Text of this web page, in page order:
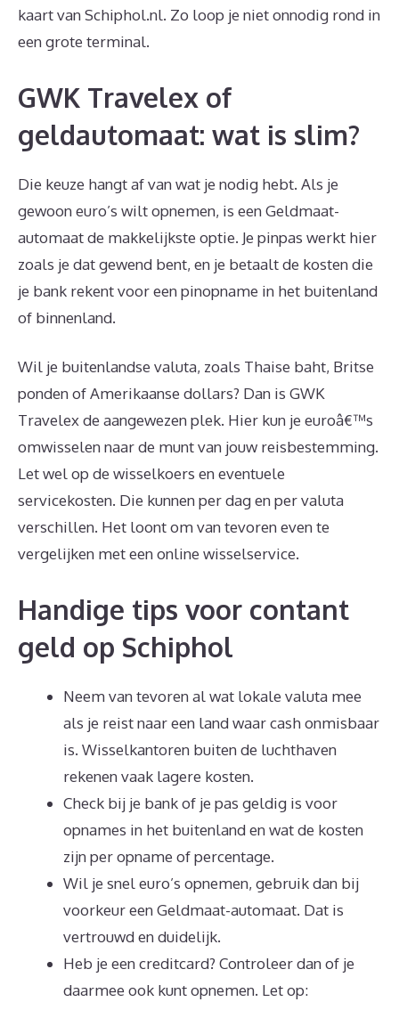
kaart van Schiphol.nl. Zo loop je niet onnodig rond in
een grote terminal.
GWK Travelex of
geldautomaat: wat is slim?
Die keuze hangt af van wat je nodig hebt. Als je
gewoon euro’s wilt opnemen, is een Geldmaat-
automaat de makkelijkste optie. Je pinpas werkt hier
zoals je dat gewend bent, en je betaalt de kosten die
je bank rekent voor een pinopname in het buitenland
of binnenland.
Wil je buitenlandse valuta, zoals Thaise baht, Britse
ponden of Amerikaanse dollars? Dan is GWK
Travelex de aangewezen plek. Hier kun je euroâ€™s
omwisselen naar de munt van jouw reisbestemming.
Let wel op de wisselkoers en eventuele
servicekosten. Die kunnen per dag en per valuta
verschillen. Het loont om van tevoren even te
vergelijken met een online wisselservice.
Handige tips voor contant
geld op Schiphol
Neem van tevoren al wat lokale valuta mee
als je reist naar een land waar cash onmisbaar
is. Wisselkantoren buiten de luchthaven
rekenen vaak lagere kosten.
Check bij je bank of je pas geldig is voor
opnames in het buitenland en wat de kosten
zijn per opname of percentage.
Wil je snel euro’s opnemen, gebruik dan bij
voorkeur een Geldmaat-automaat. Dat is
vertrouwd en duidelijk.
Heb je een creditcard? Controleer dan of je
daarmee ook kunt opnemen. Let op: